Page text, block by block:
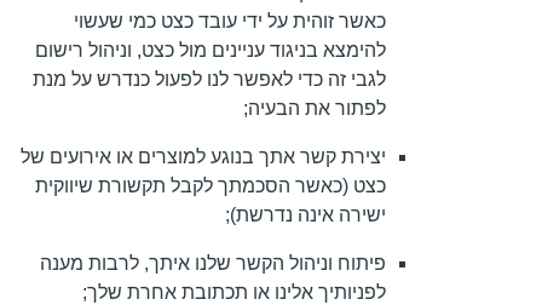
כאשר זוהית על ידי עובד כצט כמי שעשוי
להימצא בניגוד עניינים מול כצט, וניהול רישום
לגבי זה כדי לאפשר לנו לפעול כנדרש על מנת
לפתור את הבעיה;
יצירת קשר אתך בנוגע למוצרים או אירועים של
כצט (כאשר הסכמתך לקבל תקשורת שיווקית
ישירה אינה נדרשת);
פיתוח וניהול הקשר שלנו איתך, לרבות מענה
לפניותיך אלינו או תכתובת אחרת שלך;